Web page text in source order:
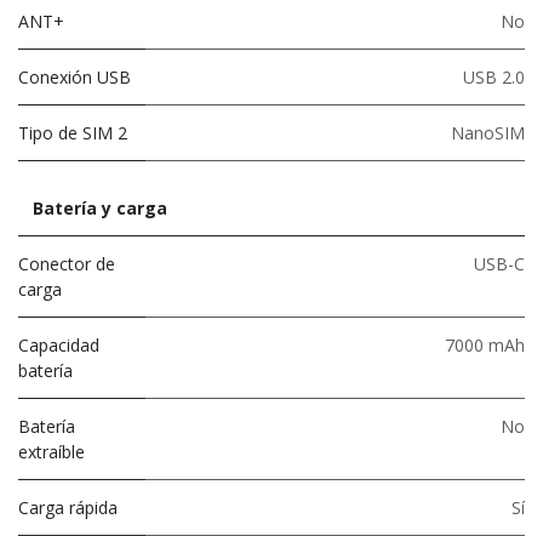
ANT+ No
Conexión USB USB 2.0
Tipo de SIM 2 NanoSIM
Batería y carga
Conector de
carga
USB-C
Capacidad
batería
7000 mAh
Batería
extraíble
No
Carga rápida Sí